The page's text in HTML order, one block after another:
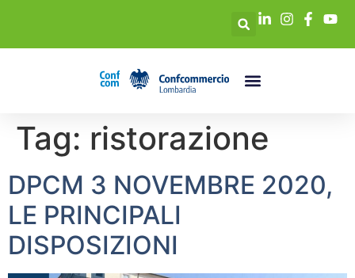
Tag: ristorazione
DPCM 3 NOVEMBRE 2020,
LE PRINCIPALI
DISPOSIZIONI